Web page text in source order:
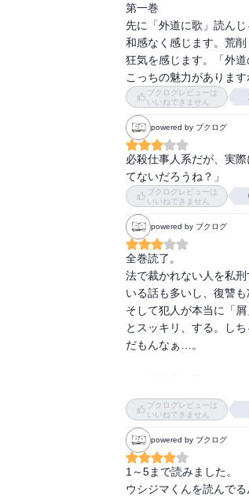
第一巻
先に「外道に歌」読ん
和感なく感じます。荒
狂気を感じます。「外
こっちの魅力があります
ブクログレビューは
いいねできません
powered by ブクログ
必殺仕事人系だが、実
てないだろうね？」
ブクログレビューは
いいねできません
powered by ブクログ
全巻読了。
法で裁かれない人を私
いる話も多いし、復讐
そして犯人が本当に「
とスッキリ、する。し
だもんなぁ…。
る場面もあって独特の雰
擬似家族的なものを形
単純な「目には目を」
ブクログレビューは
いいねできません
powered by ブクログ
1～5まで読みました。
ウシジマくんを読んで